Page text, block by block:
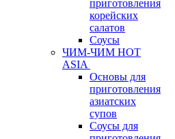
приготовления
корейских
салатов
Соусы
ЧИМ-ЧИМ HOT
ASIA
Основы для
приготовления
азиатских
супов
Соусы для